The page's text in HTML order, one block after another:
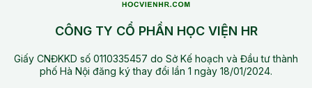
CÔNG TY CỔ PHẦN HỌC VIỆN HR
Giấy CNĐKKD số 0110335457 do Sở Kế hoạch và Đầu tư thành
phố Hà Nội đăng ký thay đổi lần 1 ngày 18/01/2024.